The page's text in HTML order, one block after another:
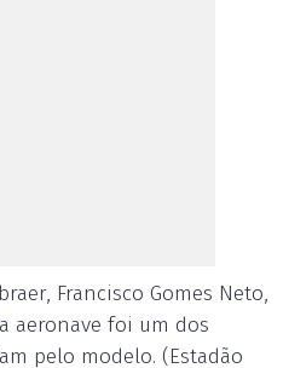
Francisco Gomes Neto,
aeronave foi um dos
pelo modelo. (Estadão